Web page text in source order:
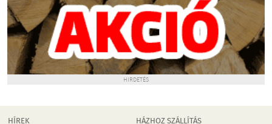
HIRDETÉS
HÍREK HÁZHOZ SZÁLLÍTÁS